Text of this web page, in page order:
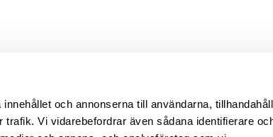
och annonserna till användarna,
Vi vidarebefordrar även sådana identifierare
0470 – 57 10 86
info@sajtarkitektstudio.se
Integritetspolicy
Anslagstavlan